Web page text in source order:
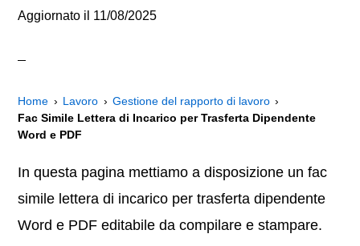
Aggiornato il 11/08/2025
Home Lavoro
Gestione del rapporto di lavoro
Fac Simile Lettera di Incarico per Trasferta Dipendente
Word e PDF
In questa pagina mettiamo a disposizione un fac
simile lettera di incarico per trasferta dipendente
Word e PDF editabile da compilare e stampare.